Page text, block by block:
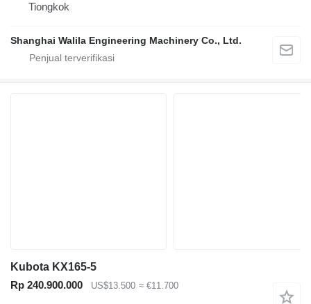
Tiongkok
Shanghai Walila Engineering Machinery Co., Ltd.
Kubota KX165-5
Rp 240.900.000
US$13.500 ≈ €11.700